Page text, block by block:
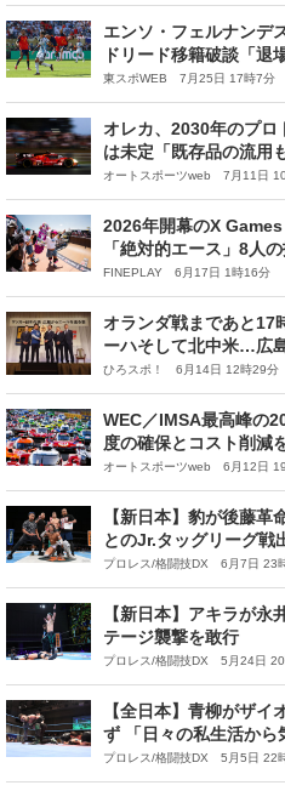
エンソ・フェルナンデ
ドリード移籍破談「退
東スポWEB 7月25日 17時7分
オレカ、2030年のプロ
は未定「既存品の流用
オートスポーツweb 7月11日
2026年開幕のX
「絶対的エース」8人
FINEPLAY 6月17日 1時16分
オランダ戦まであと17
ーハそして北中米…広
SAMURAI BLUE と森保
ひろスポ！ 6月14日 12時29分
WEC／IMSA最高峰の
度の確保とコスト削減
に
オートスポーツweb 6月12日
【新日本】豹が後藤
とのJr.タッグリーグ戦
プロレス/格闘技DX 6月7日 23
【新日本】アキラが
テージ襲撃を敢行
プロレス/格闘技DX 5月24日
【全日本】青柳がザ
ず 「日々の私生活から
プロレス/格闘技DX 5月5日 22